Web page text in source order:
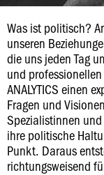
Was ist politisch?
unseren
die uns jeden Tag
und
ANALYTICS einen
Fragen und
Spezialistinnen
ihre politische
Punkt. Daraus
richtungsweisend